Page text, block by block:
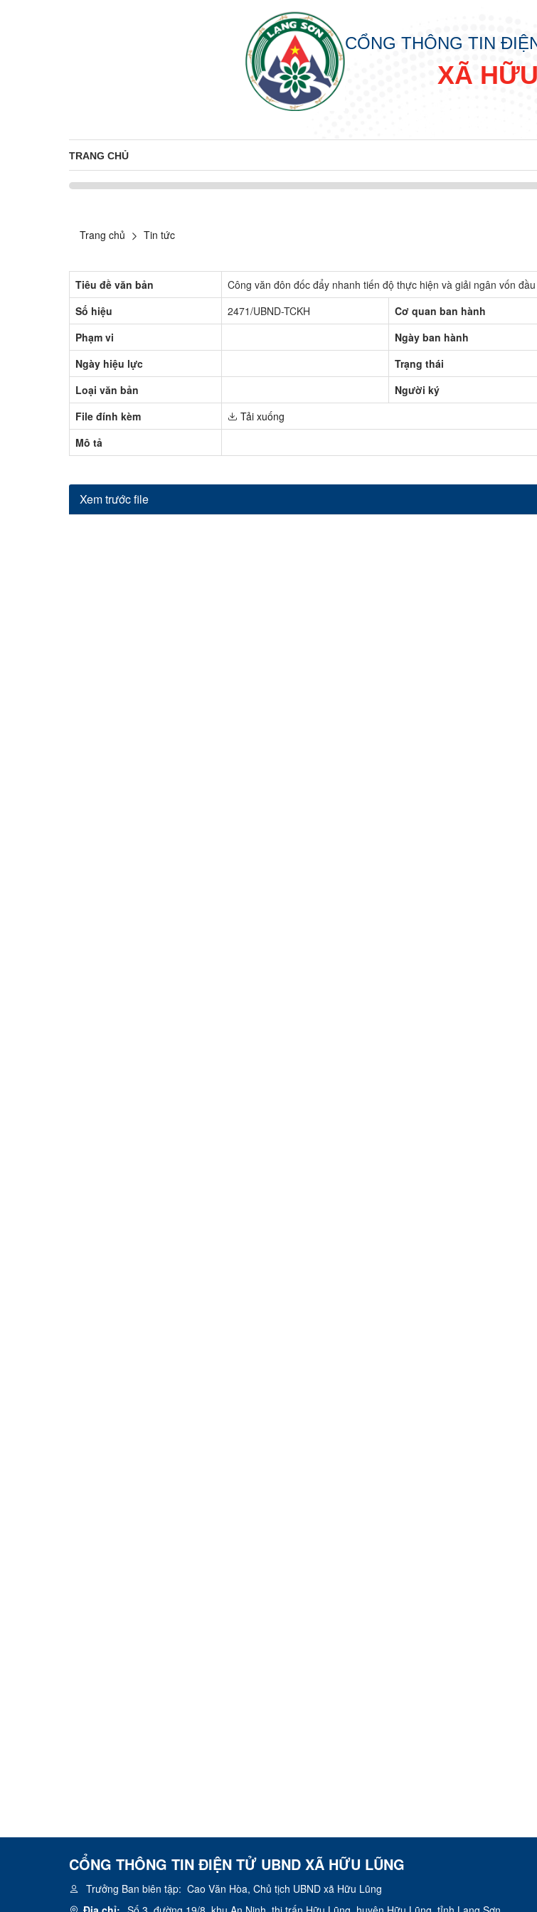
CỔNG THÔNG TIN
XÃ
TRANG CHỦ
Trang chủ Tin tức
Tiêu đề văn bản
Công văn đôn đốc đẩy nhanh tiến độ thực hiện và giải ngân vốn
Số hiệu
2471/UBND-TCKH
Cơ quan ban hành
Phạm vi
Ngày ban hành
Ngày hiệu lực
Trạng thái
Loại văn bản
Người ký
File đính kèm
Tải xuống
Mô tả
Xem trước file
CỔNG THÔNG TIN ĐIỆN TỬ UBND XÃ HỮU LŨNG
Trưởng Ban biên tập: Cao Văn Hòa, Chủ tịch UBND xã Hữu Lũng